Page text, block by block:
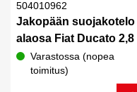
504010962
Jakopään suojakotelo
alaosa Fiat Ducato 2,8
Varastossa (nopea
toimitus)